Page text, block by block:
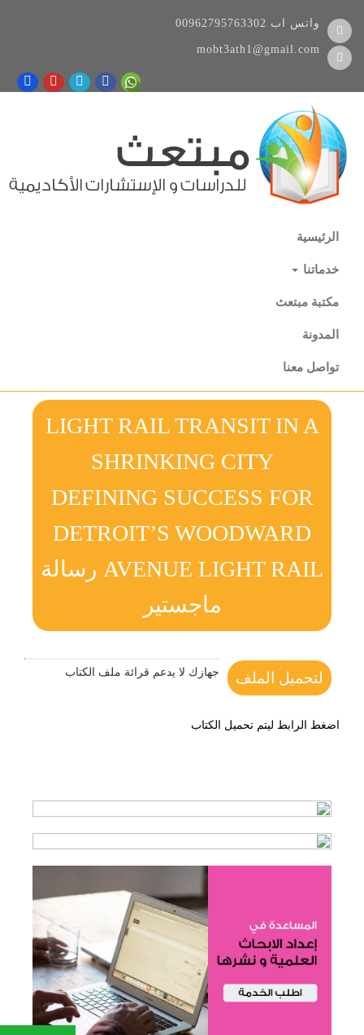
00962795763302 واتس اب
mobt3ath1@gmail.com
الرئيسية
خدماتنا
مكتبة مبتعث
المدونة
تواصل معنا
LIGHT RAIL TRANSIT IN A
SHRINKING CITY
DEFINING SUCCESS FOR
DETROIT’S WOODWARD
AVENUE LIGHT RAIL رسالة
ماجستير
لتحميل الملف جهازك لا يدعم قرائة ملف الكتاب
اضغط الرابط ليتم تحميل الكتاب